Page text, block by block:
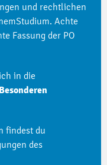
und rechtlichen
Achte
Fassung der PO
in die
Besonderen
findest du
des